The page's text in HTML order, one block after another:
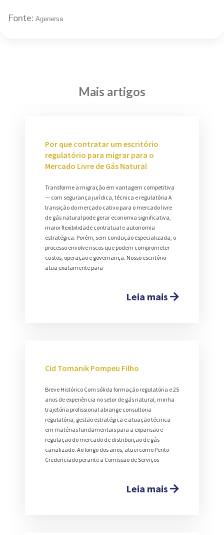
Fonte: Agenersa
Mais artigos
Por que contratar um escritório
regulatório para migrar para o
Mercado Livre de Gás Natural
Transforme a migração em vantagem competitiva
— com segurança jurídica, técnica e regulatória A
transição do mercado cativo para o mercado livre
de gás natural pode gerar economia significativa,
maior flexibilidade contratual e autonomia
estratégica. Porém, sem condução especializada, o
processo envolve riscos que podem comprometer
custos, operação e governança. Nosso escritório
atua exatamente para
Leia mais
Cid Tomanik Pompeu Filho
Breve Histórico Com sólida formação regulatória e 25
anos de experiência no setor de gás natural, minha
trajetória profissional abrange consultoria
regulatória, gestão estratégica e atuação técnica
em matérias fundamentais para a expansão e
regulação do mercado de distribuição de gás
canalizado. Ao longo dos anos, atuei como Perito
Credenciado perante a Comissão de Serviços
Leia mais